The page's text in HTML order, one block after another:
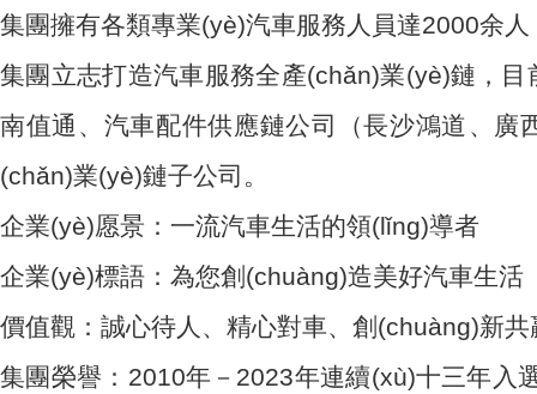
集團擁有各類專業(yè)汽車服務人員達2000余人，
集團立志打造汽車服務全產(chǎn)業(yè)鏈，目前擁
南值通、汽車配件供應鏈公司（長沙鴻道
(chǎn)業(yè)鏈子公司。
企業(yè)愿景：一流汽車生活的領(lǐng)導者
企業(yè)標語：為您創(chuàng)造美好汽車生活
價值觀：誠心待人、精心對車、創(chuàng)新共
集團榮譽：2010年－2023年連續(xù)十三年入